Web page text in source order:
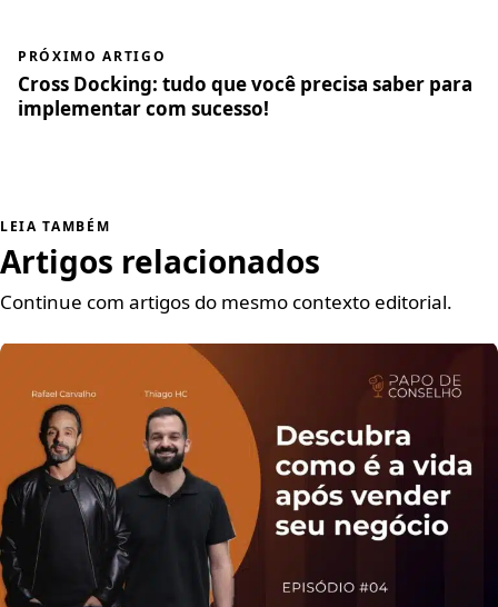
PRÓXIMO ARTIGO
Cross Docking: tudo que você precisa saber para
implementar com sucesso!
LEIA TAMBÉM
Artigos relacionados
Continue com artigos do mesmo contexto editorial.